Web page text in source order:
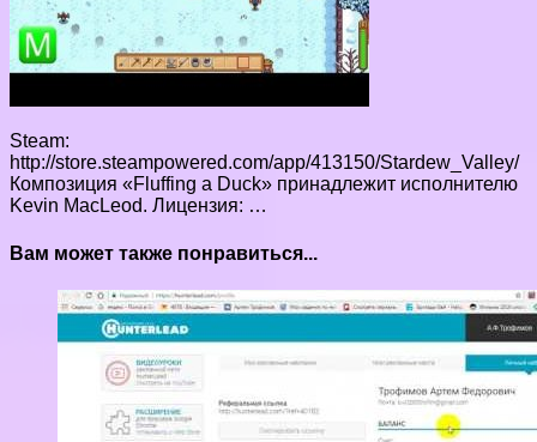
Steam:
http://store.steampowered.com/app/413150/Stardew_Valley/
Композиция «Fluffing a Duck» принадлежит исполнителю
Kevin MacLeod. Лицензия: …
Вам может также понравиться...